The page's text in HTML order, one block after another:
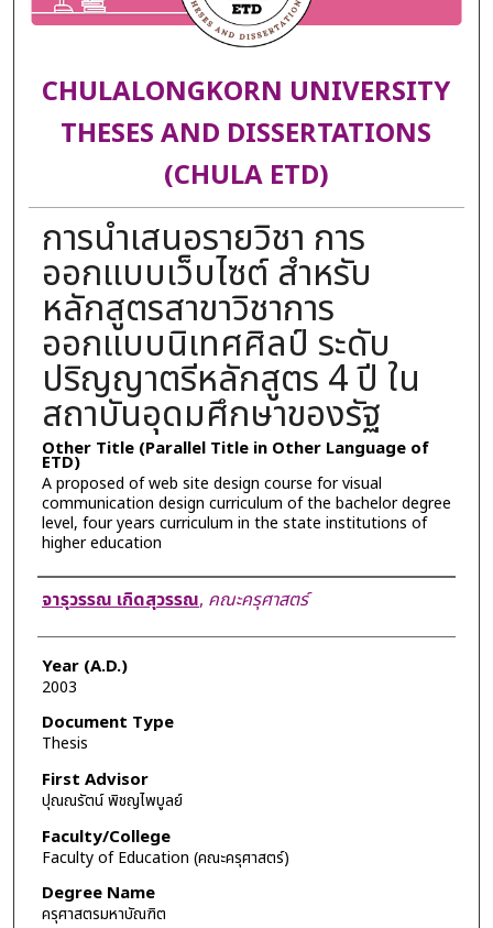
CHULALONGKORN UNIVERSITY
THESES AND DISSERTATIONS
(CHULA ETD)
การนำเสนอรายวิชา การ
ออกแบบเว็บไซต์ สำหรับ
หลักสูตรสาขาวิชาการ
ออกแบบนิเทศศิลป์ ระดับ
ปริญญาตรีหลักสูตร 4 ปี ใน
สถาบันอุดมศึกษาของรัฐ
Other Title (Parallel Title in Other Language of
ETD)
A proposed of web site design course for visual
communication design curriculum of the bachelor degree
level, four years curriculum in the state institutions of
higher education
Author
จารุวรรณ เกิดสุวรรณ, คณะครุศาสตร์
Year (A.D.)
2003
Document Type
Thesis
First Advisor
ปุณณรัตน์ พิชญไพบูลย์
Faculty/College
Faculty of Education (คณะครุศาสตร์)
Degree Name
ครุศาสตรมหาบัณฑิต